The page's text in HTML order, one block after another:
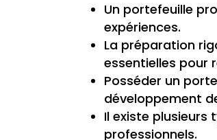
Un portefeuille
expériences.
La préparation
essentielles pour
Posséder un
développement
Il existe
professionnels.